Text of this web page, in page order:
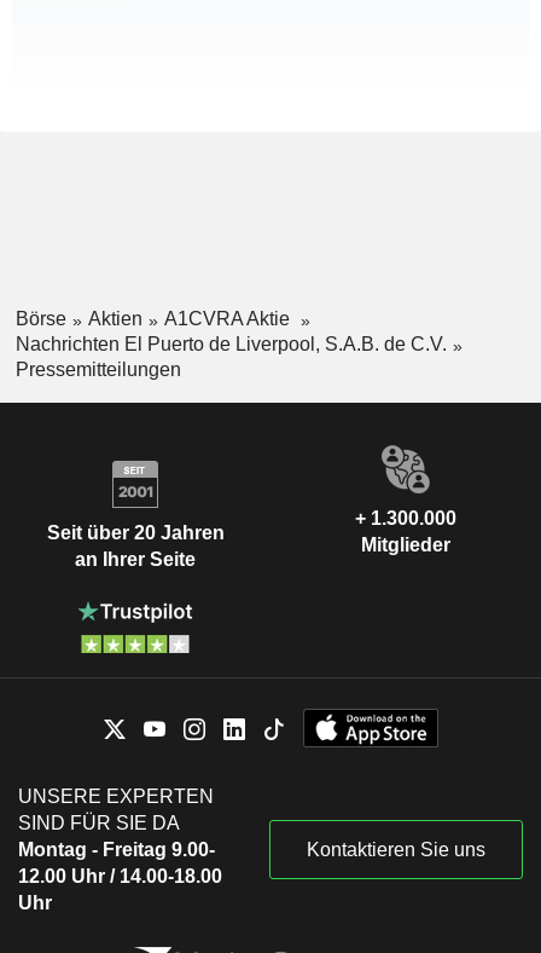
Börse Aktien
A1CVRA Aktie
Nachrichten El Puerto de Liverpool, S.A.B. de C.V.
Pressemitteilungen
Seit über 20 Jahren
an Ihrer Seite
+ 1.300.000
Mitglieder
UNSERE EXPERTEN
SIND FÜR SIE DA
Montag - Freitag 9.00-
12.00 Uhr / 14.00-18.00
Uhr
Kontaktieren Sie uns